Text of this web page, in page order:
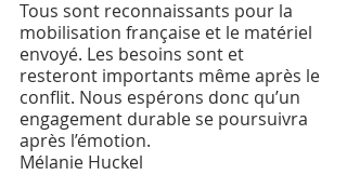
Tous sont reconnaissants pour la
mobilisation française et le matériel
envoyé. Les besoins sont et
resteront importants même après le
conflit. Nous espérons donc qu’un
engagement durable se poursuivra
après l’émotion.
Mélanie Huckel